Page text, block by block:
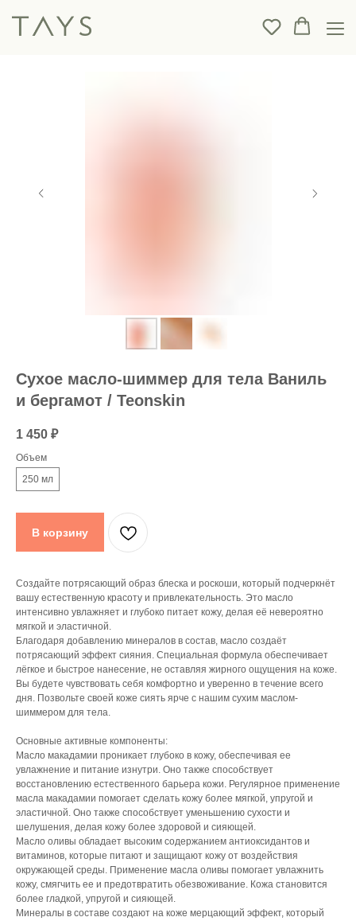
Сухое масло-шиммер для тела Ваниль
и бергамот / Teonskin
1 450 ₽
Объем
250 мл
В корзину
Создайте потрясающий образ блеска и роскоши, который подчеркнёт
вашу естественную красоту и привлекательность. Это масло
интенсивно увлажняет и глубоко питает кожу, делая её невероятно
мягкой и эластичной.
Благодаря добавлению минералов в состав, масло создаёт
потрясающий эффект сияния. Специальная формула обеспечивает
лёгкое и быстрое нанесение, не оставляя жирного ощущения на коже.
Вы будете чувствовать себя комфортно и уверенно в течение всего
дня. Позвольте своей коже сиять ярче с нашим сухим маслом-
шиммером для тела.
Основные активные компоненты:
Масло макадамии проникает глубоко в кожу, обеспечивая ее
увлажнение и питание изнутри. Оно также способствует
восстановлению естественного барьера кожи. Регулярное применение
масла макадамии помогает сделать кожу более мягкой, упругой и
эластичной. Оно также способствует уменьшению сухости и
шелушения, делая кожу более здоровой и сияющей.
Масло оливы обладает высоким содержанием антиоксидантов и
витаминов, которые питают и защищают кожу от воздействия
окружающей среды. Применение масла оливы помогает увлажнить
кожу, смягчить ее и предотвратить обезвоживание. Кожа становится
более гладкой, упругой и сияющей.
Минералы в составе создают на коже мерцающий эффект, который